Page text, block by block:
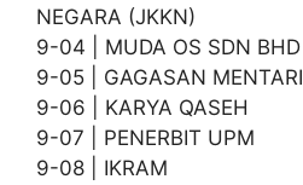
NEGARA (JKKN)
9-04 | MUDA OS SDN BHD
9-05 | GAGASAN MENTARI
9-06 | KARYA QASEH
9-07 | PENERBIT UPM
9-08 | IKRAM